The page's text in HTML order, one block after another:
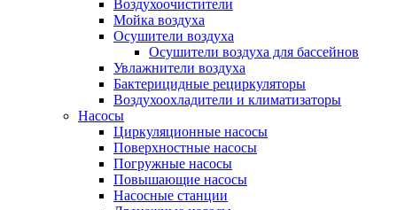
Воздухоочистители
Мойка воздуха
Осушители воздуха
Осушители воздуха для бассейнов
Увлажнители воздуха
Бактерицидные рециркуляторы
Воздухоохладители и климатизаторы
Насосы
Циркуляционные насосы
Поверхностные насосы
Погружные насосы
Повышающие насосы
Насосные станции